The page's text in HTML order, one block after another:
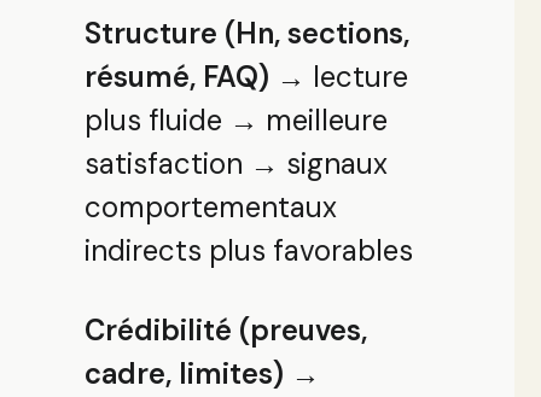
Structure (Hn, sections,
résumé, FAQ) → lecture
plus fluide → meilleure
satisfaction → signaux
comportementaux
indirects plus favorables
Crédibilité (preuves,
cadre, limites) →